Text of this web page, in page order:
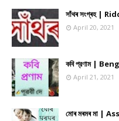
সাঁথৰ সংগ্ৰহ |
April 20, 2021
কবি প্রণাম |
April 21, 2021
মোৰ মৰমৰ মা |